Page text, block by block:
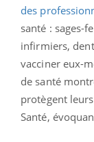
des
santé : sages-
infirmiers,
vacciner eux-
de santé
protègent
Santé,